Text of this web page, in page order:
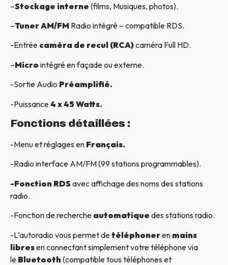
–Stockage interne (films, Musiques, photos).
–Tuner AM/FM Radio intégré – compatible RDS.
-Entrée caméra de recul (RCA)caméra Full HD.
–Micro intégré en façade ou externe.
-Sortie Audio Préamplifié.
-Puissance4 x 45 Watts.
Fonctions détaillées :
-Menu et réglages en Français.
-Radio interface AM/FM (99 stations programmables).
-Fonction RDSavec affichage des noms des stations
radio.
-Fonction de recherche automatique des stations radio.
-L’autoradio vous permet detéléphoneren mains
libresen connectant simplement votre téléphone via
le Bluetooth(compatible tous téléphones et